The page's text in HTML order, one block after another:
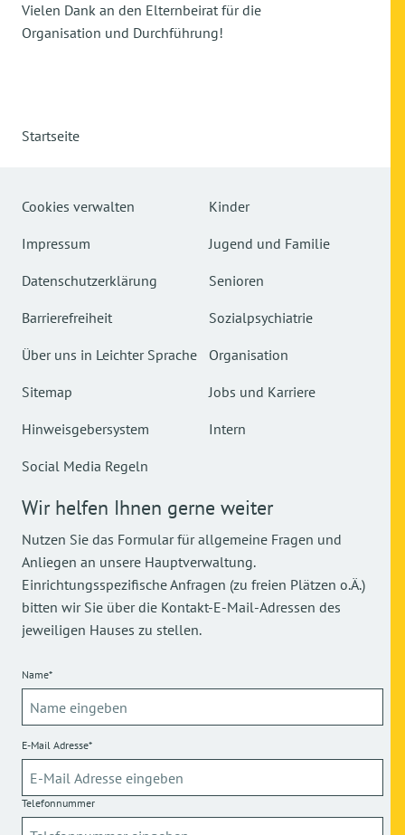
Vielen Dank an den Elternbeirat für die
Organisation und Durchführung!
Startseite
Cookies verwalten
Impressum
Datenschutzerklärung
Barrierefreiheit
Über uns in Leichter Sprache
Sitemap
Hinweisgebersystem
Social Media Regeln
Kinder
Jugend und Familie
Senioren
Sozialpsychiatrie
Organisation
Jobs und Karriere
Intern
Wir helfen Ihnen gerne weiter
Nutzen Sie das Formular für allgemeine Fragen und
Anliegen an unsere Hauptverwaltung.
Einrichtungsspezifische Anfragen (zu freien Plätzen o.Ä.)
bitten wir Sie über die Kontakt-E-Mail-Adressen des
jeweiligen Hauses zu stellen.
Name*
E-Mail Adresse*
Telefonnummer